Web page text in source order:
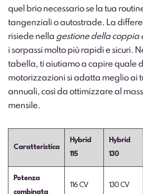
quel brio necessario se la tua
tangenziali o autostrade. La
risiede nella gestione della coppia
i sorpassi molto più rapidi e sicuri.
tabella, ti aiutiamo a capire quale
motorizzazioni si adatta meglio ai
annuali, così da ottimizzare al
mensile.
Caratteristica
Hybrid
115
Hybrid
130
Potenza
combinata
116 CV 130 CV